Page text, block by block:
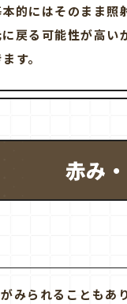
的にはそのまま
戻る可能性が高
す。
赤み
みられることもあ